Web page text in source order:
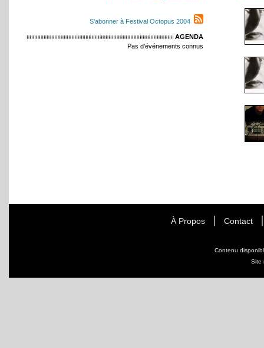
S'abonner à Festival Octopus 2004
AGENDA
Pas d'événements connus
À Propos Contact
Contenu
Site